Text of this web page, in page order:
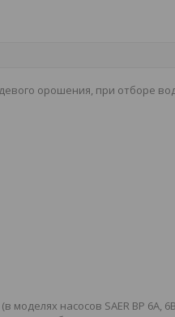
орошения, при отборе
насосов SAER BP 6A,